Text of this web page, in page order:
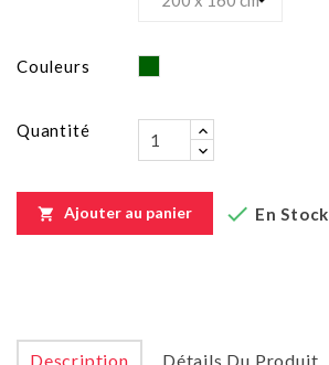
Couleurs Vert
Quantité
 Ajouter au panier  En Stock
Description
Détails Du Produit